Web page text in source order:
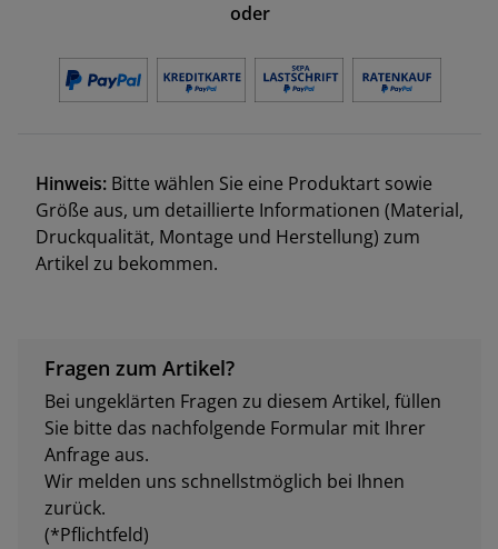
oder
Hinweis: Bitte wählen Sie eine Produktart sowie
Größe aus, um detaillierte Informationen (Material,
Druckqualität, Montage und Herstellung) zum
Artikel zu bekommen.
Fragen zum Artikel?
Bei ungeklärten Fragen zu diesem Artikel, füllen
Sie bitte das nachfolgende Formular mit Ihrer
Anfrage aus.
Wir melden uns schnellstmöglich bei Ihnen
zurück.
(*Pflichtfeld)